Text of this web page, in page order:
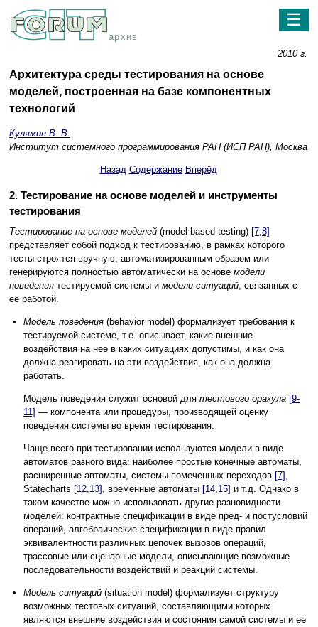
архив
☰
2010 г.
Архитектура среды тестирования на основе
моделей, построенная на базе компонентных
технологий
Кулямин В. В.
Институт системного программирования РАН (ИСП РАН), Москва
Назад Содержание Вперёд
2. Тестирование на основе моделей и инструменты
тестирования
Тестирование на основе моделей (model based testing) [7,8]
представляет собой подход к тестированию, в рамках которого
тесты строятся вручную, автоматизированным образом или
генерируются полностью автоматически на основе модели
поведения тестируемой системы и модели ситуаций, связанных с
ее работой.
Модель поведения (behavior model) формализует требования к
тестируемой системе, т.е. описывает, какие внешние
воздействия на нее в каких ситуациях допустимы, и как она
должна реагировать на эти воздействия, как она должна
работать.
Модель поведения служит основой для тестового оракула [9-
11] — компонента или процедуры, производящей оценку
поведения системы во время тестирования.
Чаще всего при тестировании используются модели в виде
автоматов разного вида: наиболее простые конечные автоматы,
расширенные автоматы, системы помеченных переходов [7] ,
Statecharts [12,13] , временные автоматы [14,15] и т.д. Однако в
таком качестве можно использовать другие разновидности
моделей: контрактные спецификации в виде пред- и постусловий
операций, алгебраические спецификации в виде правил
эквивалентности различных цепочек вызовов операций,
трассовые или сценарные модели, описывающие возможные
последовательности воздействий и реакций системы.
Модель ситуаций (situation model) формализует структуру
возможных тестовых ситуаций, составляющими которых
являются внешние воздействия и состояния самой системы и ее